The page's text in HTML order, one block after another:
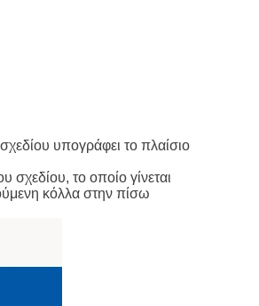
υπογράφει το πλαίσιο
σχεδίου, το οποίο γίνεται
κόλλα στην πίσω